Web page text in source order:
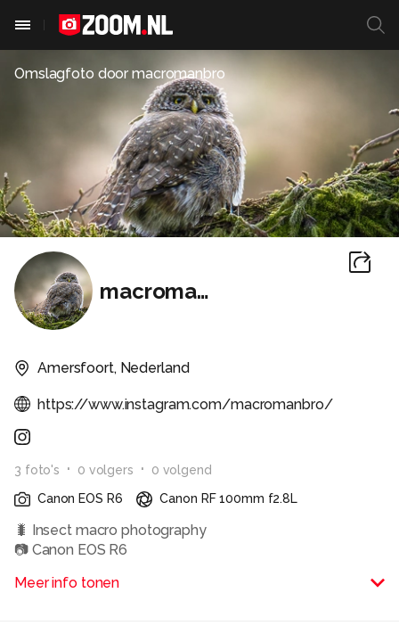
Omslagfoto doormacromanbro
macromanbro
Amersfoort, Nederland
https://www.instagram.com/macromanbro/
3 foto's 0 volgers 0 volgend
Canon EOS R6
Canon RF 100mm f2.8L
🐛 Insect macro photography
📷 Canon EOS R6
All photos taken by me.
Meer info tonen